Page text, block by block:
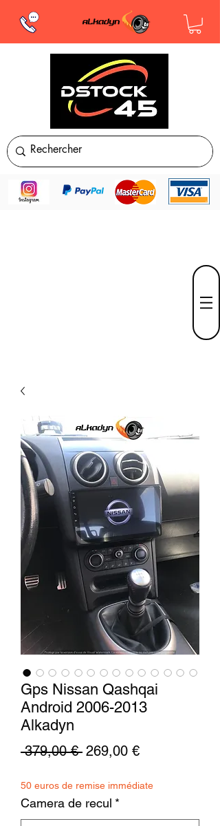
Gps Nissan Qashqai
Android 2006-2013
Alkadyn
379,00 € Precio
269,00 €Precio
50 euros de remise immédiate
Camera de recul *